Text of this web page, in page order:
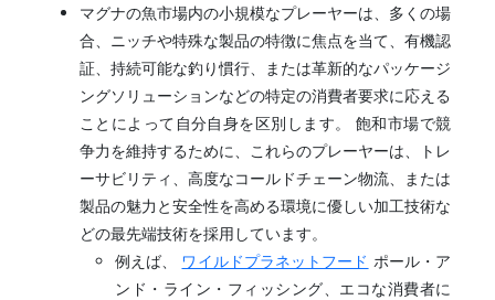
マグナの魚市場内の小規模なプレーヤーは、多くの場
合、ニッチや特殊な製品の特徴に焦点を当て、有機認
証、持続可能な釣り慣行、または革新的なパッケージ
ングソリューションなどの特定の消費者要求に応える
ことによって自分自身を区別します。 飽和市場で競
争力を維持するために、これらのプレーヤーは、トレ
ーサビリティ、高度なコールドチェーン物流、または
製品の魅力と安全性を高める環境に優しい加工技術な
どの最先端技術を採用しています。
例えば、 ワイルドプラネットフード ポール・ア
ンド・ライン・フィッシング、エコな消費者に